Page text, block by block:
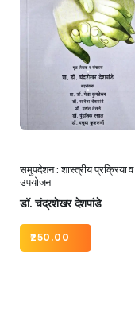
समुपदेशन : शास्त्रीय प्रक्रिया व
उपयोजन
डॉ. चंद्रशेखर देशपांडे
250.00